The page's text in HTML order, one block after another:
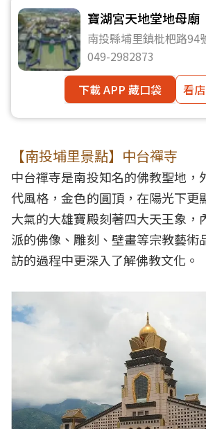
寶湖宮天地堂地母廟
南投縣埔里鎮枇杷路94
049-2982873
下載 APP 藏口袋
看
【南投埔里景點】中台禪寺
中台禪寺是南投知名的佛教聖地，
代風格，金色的圓頂，在陽光下更
大氣的大雄寶殿刻著四大天王象，
派的佛像、雕刻、壁畫等宗教藝術
訪的過程中更深入了解佛教文化。